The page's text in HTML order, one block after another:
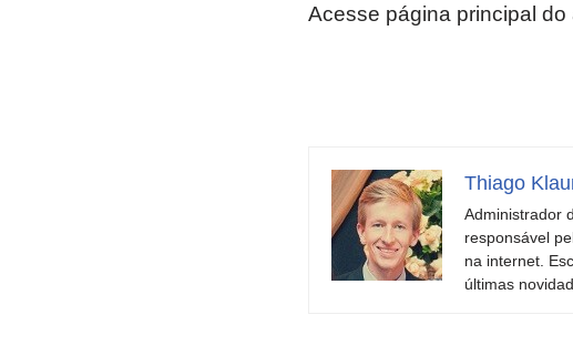
Acesse página principal do
Thiago
Administrador
responsável
na internet.
últimas